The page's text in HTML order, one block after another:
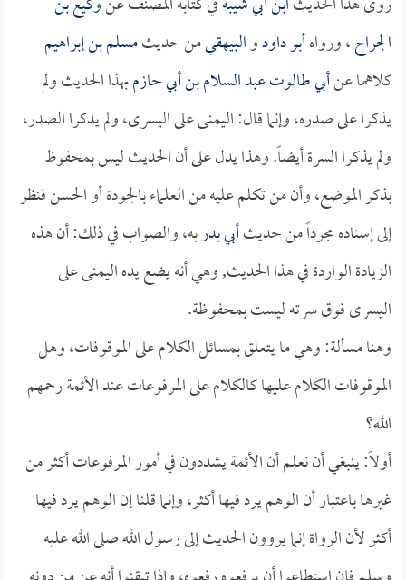
الجراح، ورواهأبو داودوالبيهقيمن حديثمسلم بن إبراهيم
كلاهما عنأبي طالوت عبد السلام بن أبي حازمبهذا الحديث ولم
يذكرا على صدره، وإنما قال: اليمنى على اليسرى، ولم يذكرا الصدر،
ولم يذكرا السرة أيضاً. وهذا يدل على أن الحديث ليس بمحفوظ
بذكر الموضع، وأن من تكلم عليه من العلماء بالجودة أو الحسن فنظر
إلى إسناده مجرداً من حديثأبي بدربه، والصواب في ذلك: أن هذه
الزيادة الواردة في هذا الحديث, وهي أنه يضع يده اليمنى على
اليسرى فوق سرته ليست بمحفوظة.
وهنا مسألة: وهي ما يتعلق بمسائل الكلام على الموقوفات، وهل
الموقوفات الكلام عليها كالكلام على المرفوعات عند الأئمة رحمهم
الله؟
أولاً: ينبغي أن نعلم أن الأئمة يشددون في أمور المرفوعات أكثر من
غيرها باعتبار أن الوهم يرد فيها أكثر، وإنما قلنا إن الوهم يرد فيها
أكثر لأن الرواة إنما يروون الحديث إلى رسول الله صلى الله عليه